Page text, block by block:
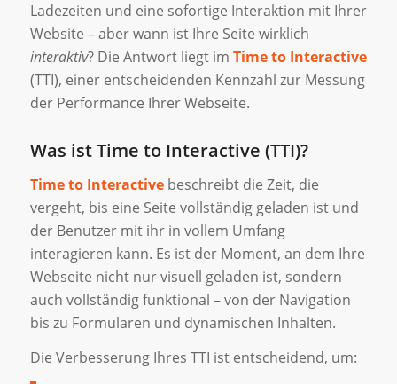
Ladezeiten und eine sofortige Interaktion mit Ihrer
Website – aber wann ist Ihre Seite wirklich
interaktiv? Die Antwort liegt im Time to Interactive
(TTI), einer entscheidenden Kennzahl zur Messung
der Performance Ihrer Webseite.
Was ist Time to Interactive (TTI)?
Time to Interactivebeschreibt die Zeit, die
vergeht, bis eine Seite vollständig geladen ist und
der Benutzer mit ihr in vollem Umfang
interagieren kann. Es ist der Moment, an dem Ihre
Webseite nicht nur visuell geladen ist, sondern
auch vollständig funktional – von der Navigation
bis zu Formularen und dynamischen Inhalten.
Die Verbesserung Ihres TTI ist entscheidend, um: